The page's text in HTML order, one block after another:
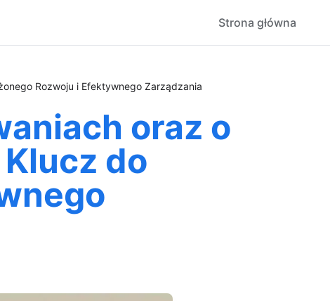
Strona główna
Rozwoju i Efektywnego Zarządzania
oraz o
do